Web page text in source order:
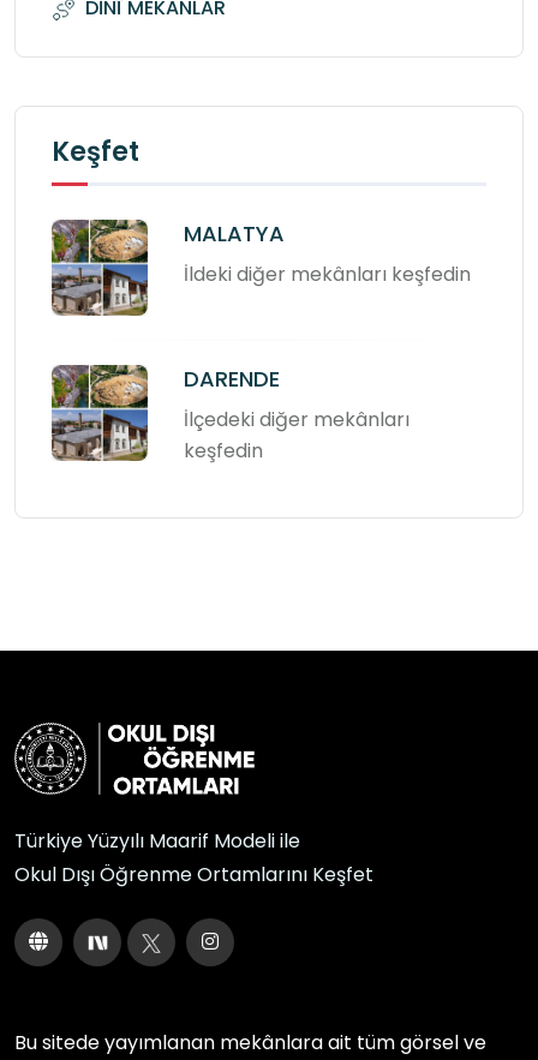
DİNÎ MEKANLAR
Keşfet
MALATYA
İldeki diğer mekânları keşfedin
DARENDE
İlçedeki diğer mekânları
keşfedin
Türkiye Yüzyılı Maarif Modeli ile
Okul Dışı Öğrenme Ortamlarını Keşfet
Bu sitede yayımlanan mekânlara ait tüm görsel ve